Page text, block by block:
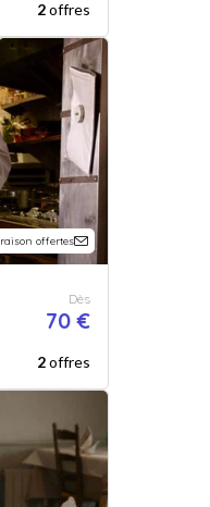
2offres
offertes
Dès
70 €
2offres